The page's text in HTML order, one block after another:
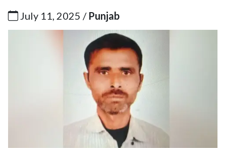
July 11, 2025 / Punjab